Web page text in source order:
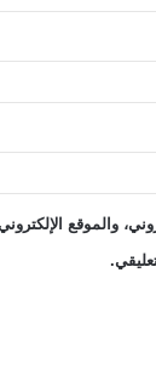
والموقع